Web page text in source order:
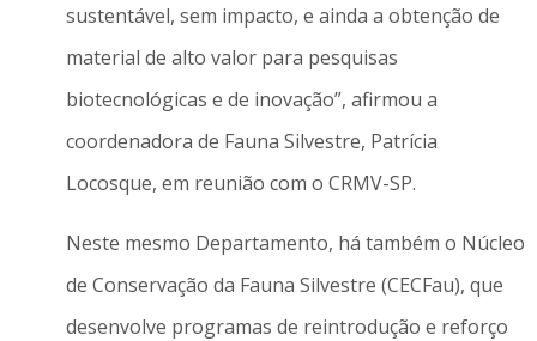
sustentável, sem impacto, e ainda a obtenção de
material de alto valor para pesquisas
biotecnológicas e de inovação”, afirmou a
coordenadora de Fauna Silvestre, Patrícia
Locosque, em reunião com o CRMV-SP.
Neste mesmo Departamento, há também o Núcleo
de Conservação da Fauna Silvestre (CECFau), que
desenvolve programas de reintrodução e reforço